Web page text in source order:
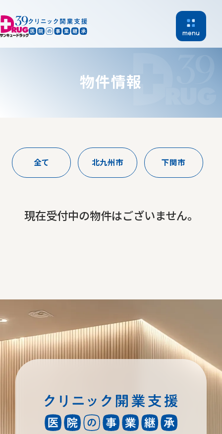
menu
医院継承 物件紹介
開業支援実績 新着情報
お電話でのお問い合わせはこちら
090-1348-9245
物件情報
全て 北九州市 下関市
現在受付中の物件はございません。